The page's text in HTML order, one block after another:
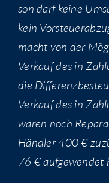
son darf kei­ne
kein
macht von der
Ver­kauf des in
die
Ver­kauf des in
waren noch
Händ­ler 400 €
76 € auf­ge­wen­det